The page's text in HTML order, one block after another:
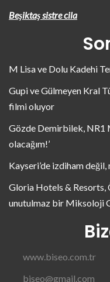
Beşiktaş sistre cila
M Lisa ve Dolu Kadehi
Gupi ve Gülmeyen Kral
filmi oluyor
Gözde Demirbilek, NR1
olacağım!’
Kayseri’de izdiham değil,
Gloria Hotels & Resorts,
unutulmaz bir Miksoloji
www.biseo.com.tr
biseo@gmail.com